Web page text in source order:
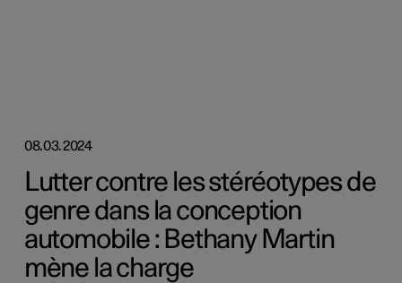
08.03.2024
Lutter contre les stéréotypes de
genre dans la conception
automobile : Bethany Martin
mène la charge